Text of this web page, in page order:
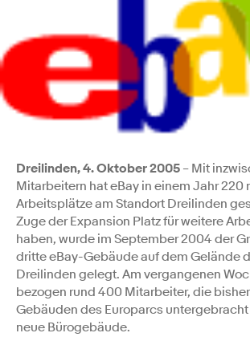
Dreilinden, 4. Oktober 2005 – Mit
Mitarbeitern hat eBay in einem Jahr 220
Arbeitsplätze am Standort Dreilinden
Zuge der Expansion Platz für weitere
haben, wurde im September 2004 der
dritte eBay-Gebäude auf dem Gelände
Dreilinden gelegt. Am vergangenen
bezogen rund 400 Mitarbeiter, die
Gebäuden des Europarcs
neue Bürogebäude.